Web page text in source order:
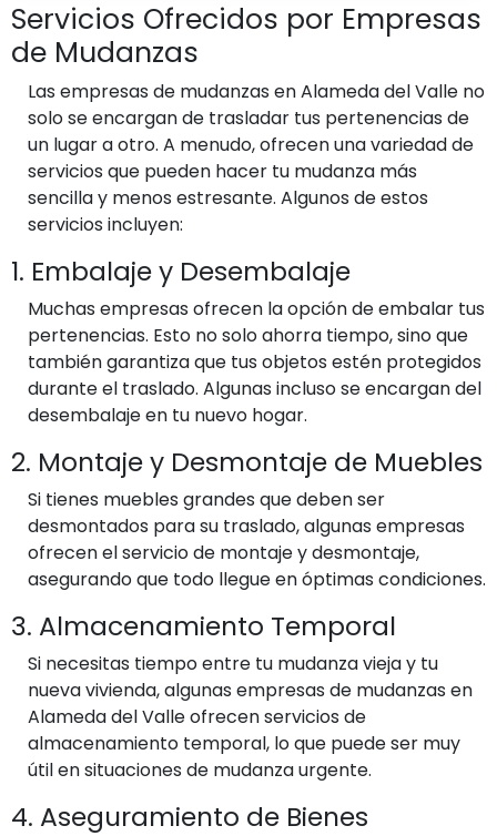
Servicios Ofrecidos por Empresas
de Mudanzas
Las empresas de mudanzas en Alameda del Valle no
solo se encargan de trasladar tus pertenencias de
un lugar a otro. A menudo, ofrecen una variedad de
servicios que pueden hacer tu mudanza más
sencilla y menos estresante. Algunos de estos
servicios incluyen:
1. Embalaje y Desembalaje
Muchas empresas ofrecen la opción de embalar tus
pertenencias. Esto no solo ahorra tiempo, sino que
también garantiza que tus objetos estén protegidos
durante el traslado. Algunas incluso se encargan del
desembalaje en tu nuevo hogar.
2. Montaje y Desmontaje de Muebles
Si tienes muebles grandes que deben ser
desmontados para su traslado, algunas empresas
ofrecen el servicio de montaje y desmontaje,
asegurando que todo llegue en óptimas condiciones.
3. Almacenamiento Temporal
Si necesitas tiempo entre tu mudanza vieja y tu
nueva vivienda, algunas empresas de mudanzas en
Alameda del Valle ofrecen servicios de
almacenamiento temporal, lo que puede ser muy
útil en situaciones de mudanza urgente.
4. Aseguramiento de Bienes